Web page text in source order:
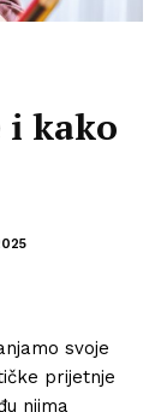
i kako
svoje
prijetnje
njima